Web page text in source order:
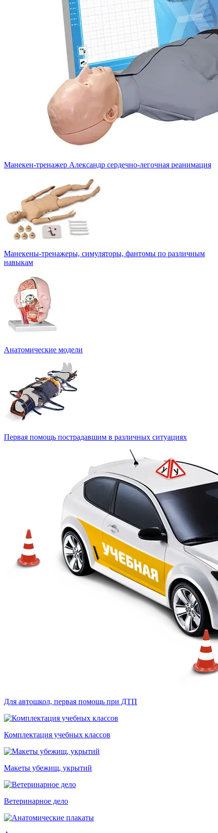
Манекен-тренажер Александр сердечно-легочная реанимация
Манекены-тренажеры, симуляторы, фантомы по различным
навыкам
Анатомические модели
Первая помощь пострадавшим в различных ситуациях
Для автошкол, первая помощь при ДТП
Комплектация учебных классов
Макеты убежищ, укрытий
Ветеринарное дело